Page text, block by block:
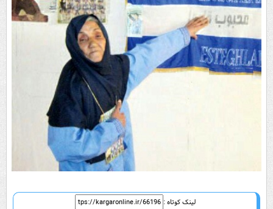
لینک کوتاه :